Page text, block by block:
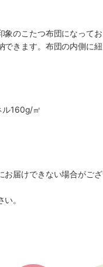
のこたつ布団になって
きます。布団の内側に
ル160g/㎡
届けできない場合がござ
。